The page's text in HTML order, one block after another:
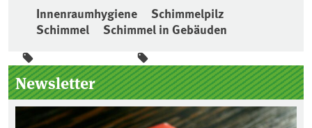
Innenraumhygiene
Schimmelpilz
Schimmel
Schimmel in Gebäuden
Seitenleiste
Newsletter